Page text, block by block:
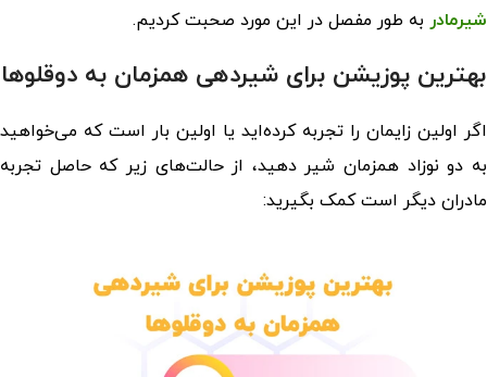
شیرمادر به طور مفصل در این مورد صحبت کردیم.
بهترین پوزیشن برای شیردهی همزمان به دوقلوها
اگر اولین زایمان را تجربه کرده‌اید یا اولین بار است که می‌خواهید
به دو نوزاد همزمان شیر دهید، از حالت‌های زیر که حاصل تجربه
مادران دیگر است کمک بگیرید: